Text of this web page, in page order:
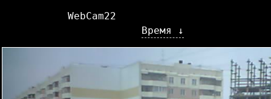
Время ↓
WebCam22